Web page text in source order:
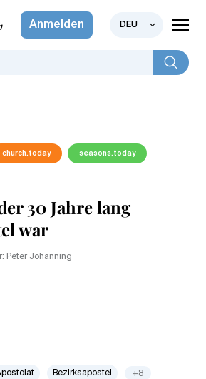
Anmelden DEU
church.today seasons.today
30 Jahre lang
war
Peter Johanning
Bezirksapostel +8